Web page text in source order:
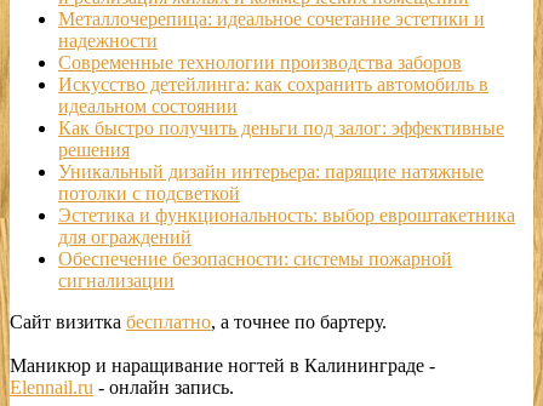
Металлочерепица: идеальное сочетание эстетики и
надежности
Современные технологии производства заборов
Искусство детейлинга: как сохранить автомобиль в
идеальном состоянии
Как быстро получить деньги под залог: эффективные
решения
Уникальный дизайн интерьера: парящие натяжные
потолки с подсветкой
Эстетика и функциональность: выбор евроштакетника
для ограждений
Обеспечение безопасности: системы пожарной
сигнализации
Сайт визитка бесплатно, а точнее по бартеру.
Маникюр и наращивание ногтей в Калининграде -
Elennail.ru - онлайн запись.